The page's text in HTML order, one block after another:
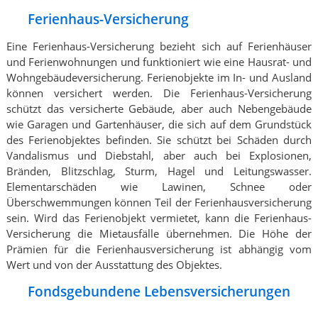
Ferienhaus-Versicherung
Eine Ferienhaus-Versicherung bezieht sich auf Ferienhäuser
und Ferienwohnungen und funktioniert wie eine Hausrat- und
Wohngebäudeversicherung. Ferienobjekte im In- und Ausland
können versichert werden. Die Ferienhaus-Versicherung
schützt das versicherte Gebäude, aber auch Nebengebäude
wie Garagen und Gartenhäuser, die sich auf dem Grundstück
des Ferienobjektes befinden. Sie schützt bei Schäden durch
Vandalismus und Diebstahl, aber auch bei Explosionen,
Bränden, Blitzschlag, Sturm, Hagel und Leitungswasser.
Elementarschäden wie Lawinen, Schnee oder
Überschwemmungen können Teil der Ferienhausversicherung
sein. Wird das Ferienobjekt vermietet, kann die Ferienhaus-
Versicherung die Mietausfälle übernehmen. Die Höhe der
Prämien für die Ferienhausversicherung ist abhängig vom
Wert und von der Ausstattung des Objektes.
Fondsgebundene Lebensversicherungen